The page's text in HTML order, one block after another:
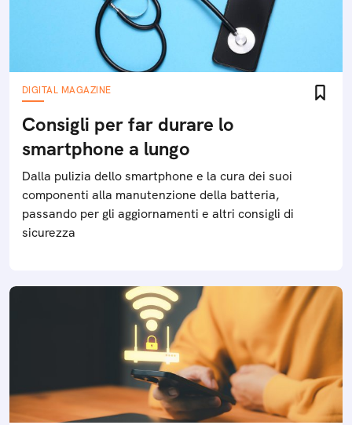
DIGITAL MAGAZINE
Consigli per far durare lo
smartphone a lungo
Dalla pulizia dello smartphone e la cura dei suoi
componenti alla manutenzione della batteria,
passando per gli aggiornamenti e altri consigli di
sicurezza